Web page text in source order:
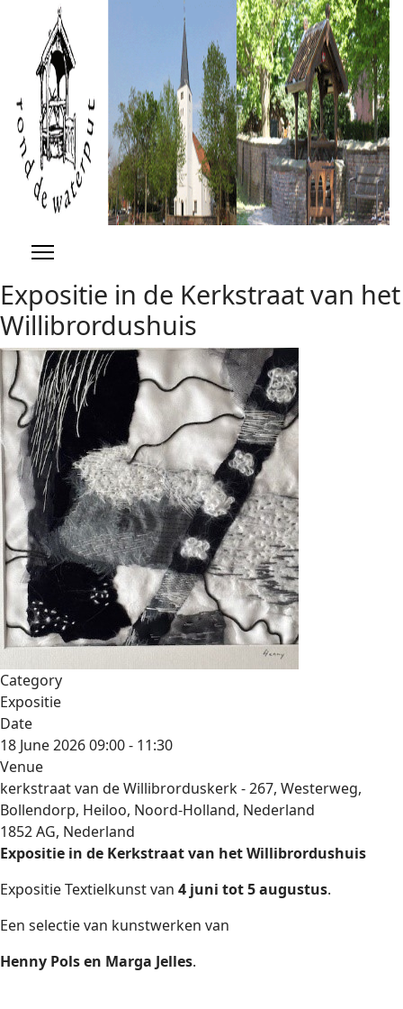
Expositie in de Kerkstraat van het
Willibrordushuis
Category
Expositie
Date
18 June 202609:00- 11:30
Venue
kerkstraat van de Willibrorduskerk - 267, Westerweg,
Bollendorp, Heiloo, Noord-Holland, Nederland
1852 AG, Nederland
Expositie in de Kerkstraat van het Willibrordushuis
Expositie Textielkunst van 4 juni tot 5 augustus.
Een selectie van kunstwerken van
Henny Pols en Marga Jelles.
YearMonth
Year